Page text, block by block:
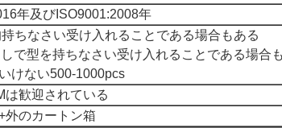
年及びISO9001:2008年
ちなさい受け入れることである場合もある
で型を持ちなさい受け入れることである場合
けない500-1000pcs
は歓迎されている
外のカートン箱